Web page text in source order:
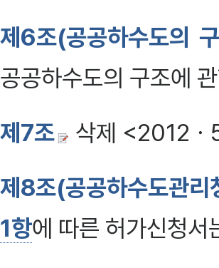
제6조(공공하수도의
공공하수도의 구조에
제7조
삭제 <2012ㆍ
제8조(공공하수도관리
1항에 따른 허가신청